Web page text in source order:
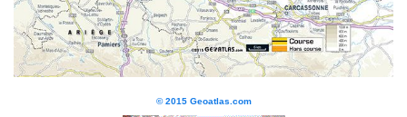
© 2015 Geoatlas.com